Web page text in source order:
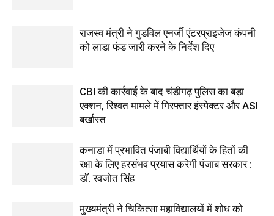
राजस्व मंत्री ने गुडविल एनर्जी एंटरप्राइजेज कंपनी
को लाडा फंड जारी करने के निर्देश दिए
CBI की कार्रवाई के बाद चंडीगढ़ पुलिस का बड़ा
एक्शन, रिश्वत मामले में गिरफ्तार इंस्पेक्टर और ASI
बर्खास्त
कनाडा में प्रभावित पंजाबी विद्यार्थियों के हितों की
रक्षा के लिए हरसंभव प्रयास करेगी पंजाब सरकार :
डॉ. रवजोत सिंह
मुख्यमंत्री ने चिकित्सा महाविद्यालयों में शोध को